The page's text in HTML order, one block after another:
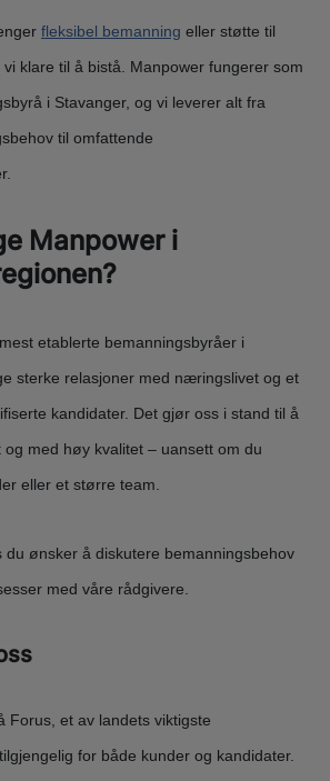
fleksibel bemanning eller støtte til
vi klare til å bistå. Manpower fungerer som
i Stavanger, og vi leverer alt fra
til omfattende
Manpower i
etablerte bemanningsbyråer i
sterke relasjoner med næringslivet og et
kandidater. Det gjør oss i stand til å
og med høy kvalitet – uansett om du
eller et større team.
du ønsker å diskutere bemanningsbehov
med våre rådgivere.
Forus, et av landets viktigste
for både kunder og kandidater.